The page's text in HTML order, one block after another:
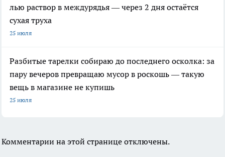
лью раствор в междурядья — через 2 дня остаётся
сухая труха
25 июля
Разбитые тарелки собираю до последнего осколка: за
пару вечеров превращаю мусор в роскошь — такую
вещь в магазине не купишь
25 июля
Комментарии на этой странице отключены.